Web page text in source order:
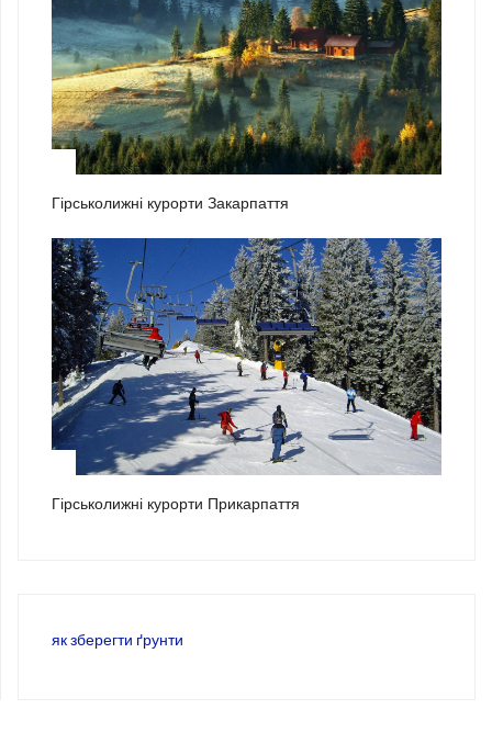
Гірськолижні курорти Закарпаття
Гірськолижні курорти Прикарпаття
як зберегти ґрунти